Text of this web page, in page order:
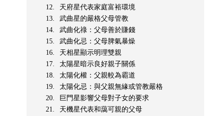
天府星代表家庭富裕環境
武曲星的嚴格父母管教
武曲化祿：父母善於賺錢
武曲化忌：父母脾氣暴燥
天相星顯示明理雙親
太陽星暗示良好親子關係
太陽化權：父親較為霸道
太陽化忌：與父親無緣或管教嚴格
巨門星影響父母對子女的要求
天機星代表和藹可親的父母